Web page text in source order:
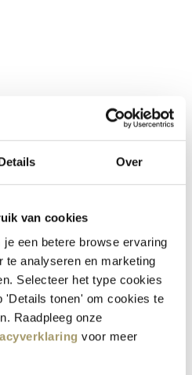
Over
van cookies
een betere browse ervaring
te analyseren en marketing
Selecteer het type cookies
'Details tonen' om cookies te
Raadpleeg onze
voor meer